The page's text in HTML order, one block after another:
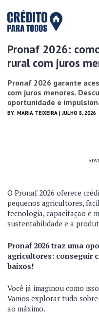
Pronaf 2026:
rural com juros
Pronaf 2026 garante
com juros menores.
oportunidade e
BY: MARIA TEIXEIRA | JULHO 8, 2026
O Pronaf 2026 oferece
pequenos agricultores,
tecnologia, capacitação e
sustentabilidade e a
Pronaf 2026 traz uma
agricultores: conseguir
baixos!
Você já imaginou como
Vamos explorar tudo
ao máximo.